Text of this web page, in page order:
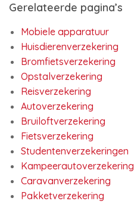
Gerelateerde pagina’s
Mobiele apparatuur
Huisdierenverzekering
Bromfietsverzekering
Opstalverzekering
Reisverzekering
Autoverzekering
Bruiloftverzekering
Fietsverzekering
Studentenverzekeringen
Kampeerautoverzekering
Caravanverzekering
Pakketverzekering